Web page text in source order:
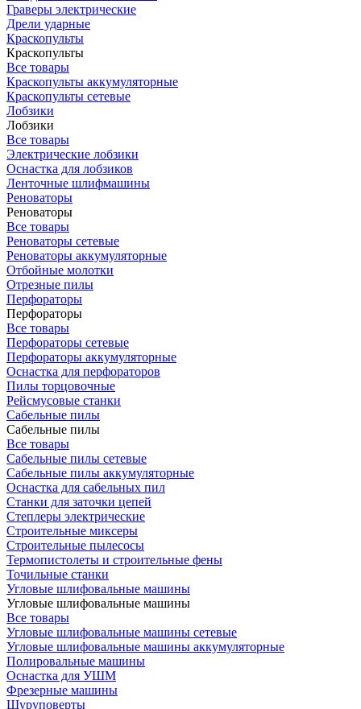
Граверы электрические
Дрели ударные
Краскопульты
Краскопульты
Все товары
Краскопульты аккумуляторные
Краскопульты сетевые
Лобзики
Лобзики
Все товары
Электрические лобзики
Оснастка для лобзиков
Ленточные шлифмашины
Реноваторы
Реноваторы
Все товары
Реноваторы сетевые
Реноваторы аккумуляторные
Отбойные молотки
Отрезные пилы
Перфораторы
Перфораторы
Все товары
Перфораторы сетевые
Перфораторы аккумуляторные
Оснастка для перфораторов
Пилы торцовочные
Рейсмусовые станки
Сабельные пилы
Сабельные пилы
Все товары
Сабельные пилы сетевые
Сабельные пилы аккумуляторные
Оснастка для сабельных пил
Станки для заточки цепей
Степлеры электрические
Строительные миксеры
Строительные пылесосы
Термопистолеты и строительные фены
Точильные станки
Угловые шлифовальные машины
Угловые шлифовальные машины
Все товары
Угловые шлифовальные машины сетевые
Угловые шлифовальные машины аккумуляторные
Полировальные машины
Оснастка для УШМ
Фрезерные машины
Шуруповерты